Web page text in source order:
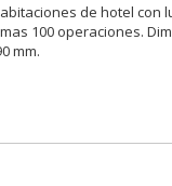
de hotel con
100 operaciones.
mm.